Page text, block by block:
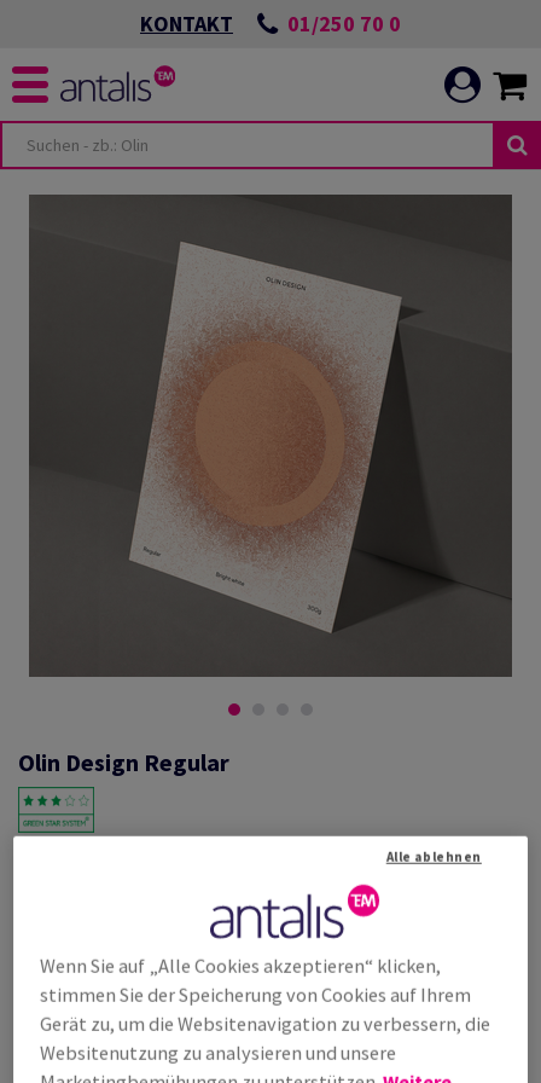
KONTAKT 01/250 70 0
Olin Design Regular
Olin, Regular, Bright White, holzfrei ECF, 100g/m2, 460mm x 640mm,
SB, Paket zu 500 Bogen/Blatt, FSC Mix Credit
Produkt weiterempfehlen
Listenpreis
25,00% Rabatt
möglich ab
Wenn Sie auf „Alle Cookies akzeptieren“ klicken,
stimmen Sie der Speicherung von Cookies auf Ihrem
Gerät zu, um die Websitenavigation zu verbessern, die
Websitenutzung zu analysieren und unsere
Alle ablehnen